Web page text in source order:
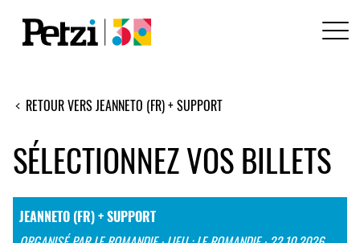
RETOUR VERS JEANNETO (FR) + SUPPORT
SÉLECTIONNEZ VOS BILLETS
JEANNETO (FR) + SUPPORT